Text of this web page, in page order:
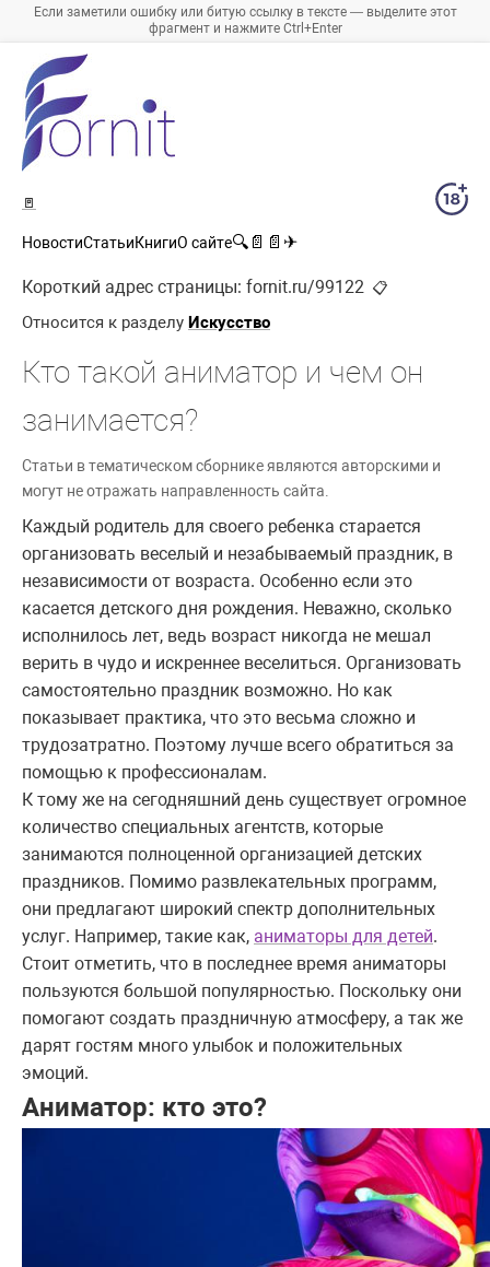
Если заметили ошибку или битую ссылку в тексте — выделите этот
фрагмент и нажмите Ctrl+Enter
🚪
НовостиСтатьиКнигиО сайте🔍 📄 📄 ✈
Короткий адрес страницы: fornit.ru/99122 📋
Относится к разделу Искусство
Кто такой аниматор и чем он
занимается?
Статьи в тематическом сборнике являются авторскими и
могут не отражать направленность сайта.
Каждый родитель для своего ребенка старается
организовать веселый и незабываемый праздник, в
независимости от возраста. Особенно если это
касается детского дня рождения. Неважно, сколько
исполнилось лет, ведь возраст никогда не мешал
верить в чудо и искреннее веселиться. Организовать
самостоятельно праздник возможно. Но как
показывает практика, что это весьма сложно и
трудозатратно. Поэтому лучше всего обратиться за
помощью к профессионалам.
К тому же на сегодняшний день существует огромное
количество специальных агентств, которые
занимаются полноценной организацией детских
праздников. Помимо развлекательных программ,
они предлагают широкий спектр дополнительных
услуг. Например, такие как, аниматоры для детей.
Стоит отметить, что в последнее время аниматоры
пользуются большой популярностью. Поскольку они
помогают создать праздничную атмосферу, а так же
дарят гостям много улыбок и положительных
эмоций.
Аниматор: кто это?